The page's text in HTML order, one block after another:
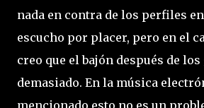
nada en contra de los perfiles
escucho por placer, pero en el
creo que el bajón después de los
demasiado. En la música
mencionado esto no es un